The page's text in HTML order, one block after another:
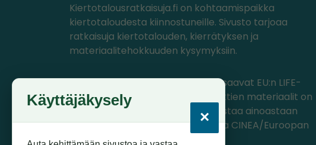
Kiertotalousratkaisuja.fi on kohtaamispaikka
kiertotaloudesta kiinnostuneille. Sivusto tarjoaa
ratkaisuja kiertotalouden, kierrätyksen ja
materiaalitehokkuuden kysymyksiin.
PlastLIFE- ja Circwaste-projektit saavat EU:n LIFE-
ohjelmasta rahoitusta, jolla projektien materiaalit on
tuotettu. Materiaalien sisältö edustaa ainoastaan
projektien omia näkemyksiä, joista CINEA/Euroopan
komissio ei ole vastuussa.
Käyttäjäkysely
×